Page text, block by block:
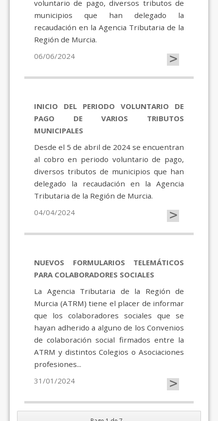
voluntario de pago, diversos tributos de
municipios que han delegado la
recaudación en la Agencia Tributaria de la
Región de Murcia.
06/06/2024
>
INICIO DEL PERIODO VOLUNTARIO DE
PAGO DE VARIOS TRIBUTOS
MUNICIPALES
Desde el 5 de abril de 2024 se encuentran
al cobro en periodo voluntario de pago,
diversos tributos de municipios que han
delegado la recaudación en la Agencia
Tributaria de la Región de Murcia.
04/04/2024
>
NUEVOS FORMULARIOS TELEMÁTICOS
PARA COLABORADORES SOCIALES
La Agencia Tributaria de la Región de
Murcia (ATRM) tiene el placer de informar
que los colaboradores sociales que se
hayan adherido a alguno de los Convenios
de colaboración social firmados entre la
ATRM y distintos Colegios o Asociaciones
profesiones...
31/01/2024
>